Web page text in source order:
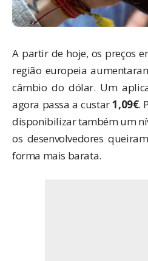
A partir de hoje, os preços
região europeia
câmbio do dólar. Um
agora passa a custar1,09€.
disponibilizar também um
os desenvolvedores
forma mais barata.